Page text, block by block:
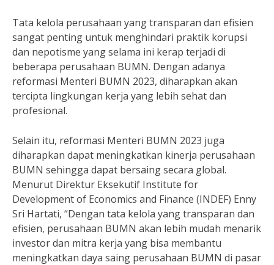
Tata kelola perusahaan yang transparan dan efisien
sangat penting untuk menghindari praktik korupsi
dan nepotisme yang selama ini kerap terjadi di
beberapa perusahaan BUMN. Dengan adanya
reformasi Menteri BUMN 2023, diharapkan akan
tercipta lingkungan kerja yang lebih sehat dan
profesional.
Selain itu, reformasi Menteri BUMN 2023 juga
diharapkan dapat meningkatkan kinerja perusahaan
BUMN sehingga dapat bersaing secara global.
Menurut Direktur Eksekutif Institute for
Development of Economics and Finance (INDEF) Enny
Sri Hartati, “Dengan tata kelola yang transparan dan
efisien, perusahaan BUMN akan lebih mudah menarik
investor dan mitra kerja yang bisa membantu
meningkatkan daya saing perusahaan BUMN di pasar